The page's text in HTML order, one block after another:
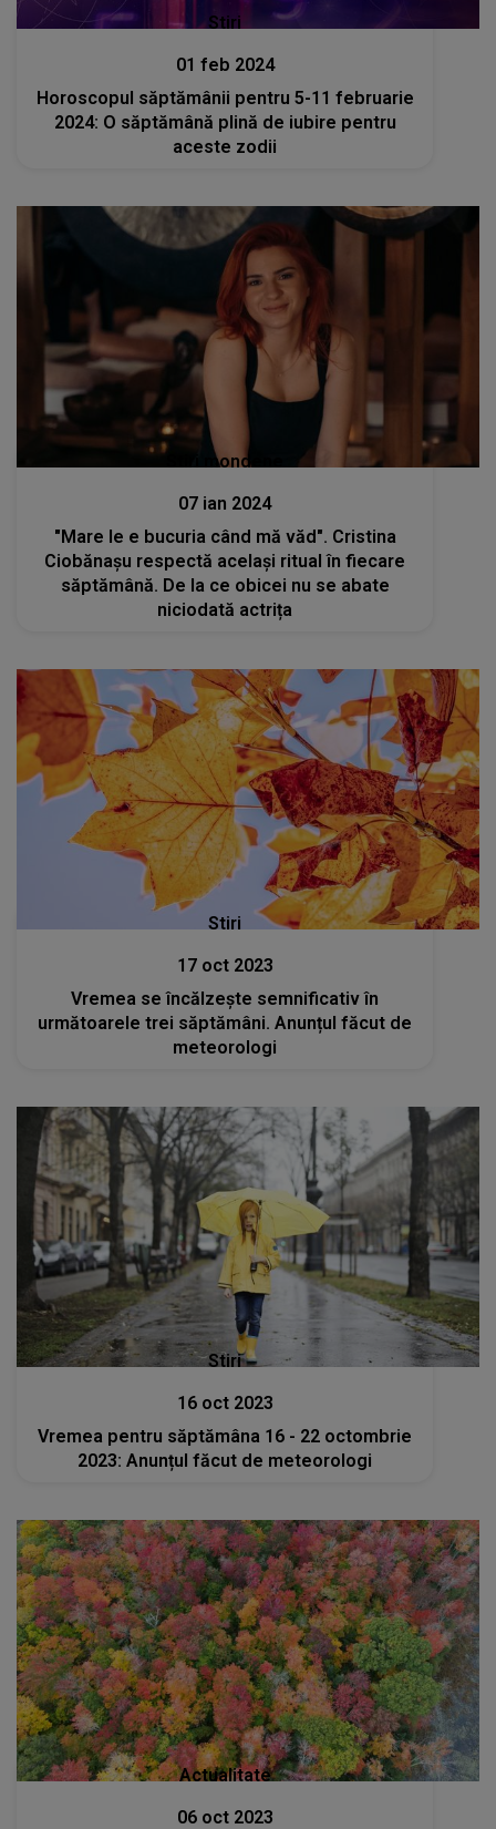
Stiri
01 feb 2024
Horoscopul săptămânii pentru 5-11 februarie
2024: O săptămână plină de iubire pentru
aceste zodii
Stiri mondene
07 ian 2024
"Mare le e bucuria când mă văd". Cristina
Ciobănașu respectă același ritual în fiecare
săptămână. De la ce obicei nu se abate
niciodată actrița
Stiri
17 oct 2023
Vremea se încălzește semnificativ în
următoarele trei săptămâni. Anunțul făcut de
meteorologi
Stiri
16 oct 2023
Vremea pentru săptămâna 16 - 22 octombrie
2023: Anunțul făcut de meteorologi
Actualitate
06 oct 2023